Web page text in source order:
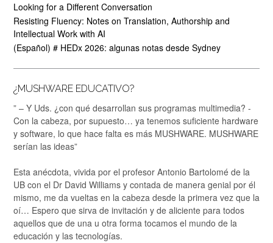
Looking for a Different Conversation
Resisting Fluency: Notes on Translation, Authorship and
Intellectual Work with AI
(Español) # HEDx 2026: algunas notas desde Sydney
¿MUSHWARE EDUCATIVO?
” – Y Uds. ¿con qué desarrollan sus programas multimedia? -
Con la cabeza, por supuesto… ya tenemos suficiente hardware
y software, lo que hace falta es más MUSHWARE. MUSHWARE
serían las ideas”
Esta anécdota, vivida por el profesor Antonio Bartolomé de la
UB con el Dr David Williams y contada de manera genial por él
mismo, me da vueltas en la cabeza desde la primera vez que la
oí… Espero que sirva de invitación y de aliciente para todos
aquellos que de una u otra forma tocamos el mundo de la
educación y las tecnologías.